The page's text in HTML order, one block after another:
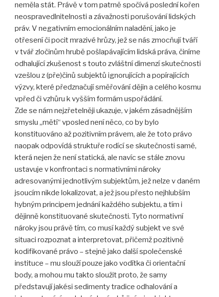
neměla stát. Právě v tom patrně spočívá poslední kořen
neospravedlnitelnosti a závažnosti porušování lidských
práv. V negativním emocionálním naladění, jako je
otřesení či pocit mrazivé hrůzy, jež se nás zmocňují tváří
v tvář zločinům hrubě pošlapávajícím lidská práva, činíme
odhalující zkušenost s touto zvláštní dimenzí skutečnosti
vzešlou z (pře)činů subjektů ignorujících a popírajících
výzvy, které předznačují směřování dějin a celého kosmu
vpřed či vzhůru k vyšším formám uspořádání.
Zde se nám nejzřetelněji ukazuje, v jakém zásadnějším
smyslu „mětí“ vposled není něco, co by bylo
konstituováno až pozitivním právem, ale že toto právo
naopak odpovídá struktuře rodící se skutečnosti samé,
která nejen že není statická, ale navíc se stále znovu
ustavuje v konfrontaci s normativními nároky
adresovanými jednotlivým subjektům, jež nelze v daném
jsoucím nikde lokalizovat, a jež jsou přesto nejhlubším
hybným principem jednání každého subjektu, a tím i
dějinně konstituované skutečnosti. Tyto normativní
nároky jsou právě tím, co musí každý subjekt ve své
situaci rozpoznat a interpretovat, přičemž pozitivně
kodifikované právo – stejně jako další společenské
instituce – mu slouží pouze jako vodítka či orientační
body, a mohou mu takto sloužit proto, že samy
představují jakési sedimenty tradice odhalování a